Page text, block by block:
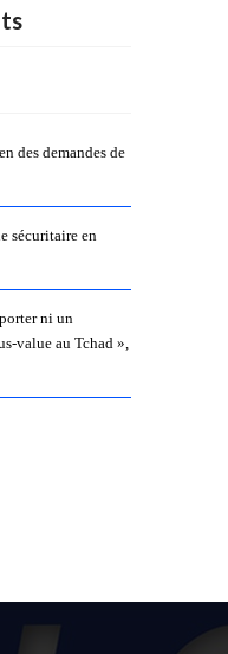
des demandes de
sécuritaire en
ni un
value au Tchad »,